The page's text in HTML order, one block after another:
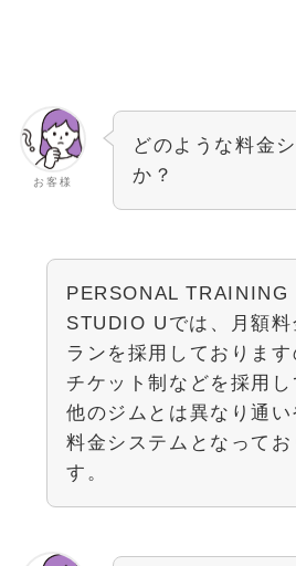
お客様
どのような料金
か？
PERSONAL TRAINING
STUDIO Uでは、月額料
ランを採用しております
チケット制などを採用し
他のジムとは異なり通い
料金システムとなってお
す。